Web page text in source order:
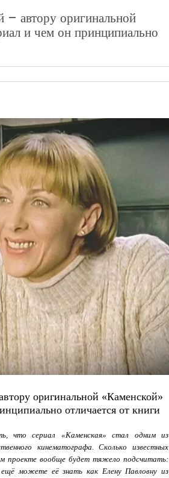
автору оригинальной
и чем он принципиально
оригинальной «Каменской»
отличается от книги
что сериал «Каменская» стал одним из
кинематографа. Сколько известных
проекте вообще будет тяжело подсчитать:
можете её знать как Елену Павловну из